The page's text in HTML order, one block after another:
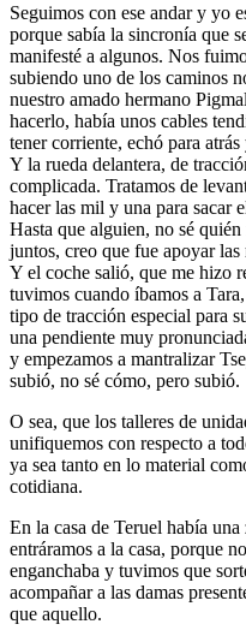
Seguimos con ese andar y yo
porque sabía la sincronía que
manifesté a algunos. Nos
subiendo uno de los caminos
nuestro amado hermano
hacerlo, había unos cables
tener corriente, echó para
Y la rueda delantera, de
complicada. Tratamos de
hacer las mil y una para sacar
Hasta que alguien, no sé
juntos, creo que fue apoyar
Y el coche salió, que me hizo
tuvimos cuando íbamos a
tipo de tracción especial para
una pendiente muy
y empezamos a mantralizar
subió, no sé cómo, pero subió.
O sea, que los talleres de
unifiquemos con respecto a
ya sea tanto en lo material
cotidiana.
En la casa de Teruel había
entráramos a la casa, porque
enganchaba y tuvimos que
acompañar a las damas
que aquello.